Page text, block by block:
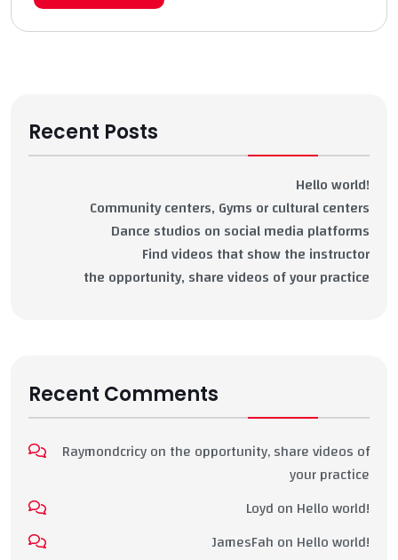
Recent Posts
Hello world!
Community centers, Gyms or cultural centers
Dance studios on social media platforms
Find videos that show the instructor
the opportunity, share videos of your practice
Recent Comments
Raymondcricyon the opportunity, share videos of
your practice
Loyd on Hello world!
JamesFah on Hello world!